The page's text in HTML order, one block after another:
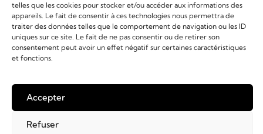
telles que les cookies pour stocker et/ou accéder aux informations des
appareils. Le fait de consentir à ces technologies nous permettra de
traiter des données telles que le comportement de navigation ou les ID
uniques sur ce site. Le fait de ne pas consentir ou de retirer son
consentement peut avoir un effet négatif sur certaines caractéristiques
et fonctions.
Accepter
Refuser
Liens utiles
Détails
2026 © TIMEKEEPING - Réalisé parAM WEB & MULTIMÉDIA
Paiements :